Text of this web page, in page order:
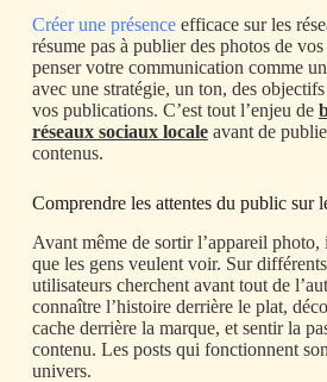
Créer une présenceefficace sur les
résume pas à publier des photos de
penser votre communication comme
avec une stratégie, un ton, des
vos publications. C’est tout l’enjeu de
réseaux sociaux localeavant de
contenus.
Comprendre les attentes du public sur
Avant même de sortir l’appareil
que les gens veulent voir. Sur
utilisateurs cherchent avant tout de
connaître l’histoire derrière le plat,
cache derrière la marque, et sentir la
contenu. Les posts qui fonctionnent
univers.